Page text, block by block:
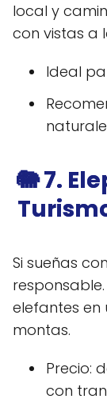
local y
con vistas a
Ideal
🐘 7.
Si sueñas
elefantes en
montas.
Precio:
con